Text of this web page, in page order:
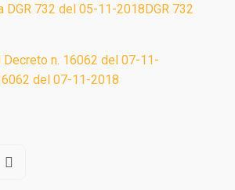
DGR 732 del 05-11-2018DGR 732
n. 16062 del 07-11-
del 07-11-2018